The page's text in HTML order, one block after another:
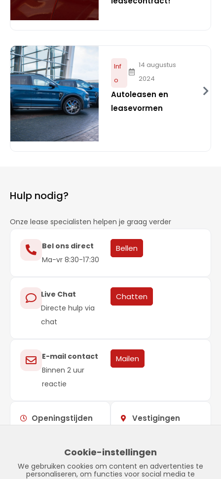
Inf
o
14 augustus
2024
Autoleasen en
leasevormen
Hulp nodig?
Onze lease specialisten helpen je graag verder
Bel ons direct
Ma-vr 8:30-17:30
Bellen
Live Chat
Directe hulp via
chat
Chatten
E-mail contact
Binnen 2 uur
reactie
Mailen
Openingstijden
ZondagGesloten
Vestigingen
Tinnegieter 7
9502 EX Stadskanaal
Cookie-instellingen
We gebruiken cookies om content en advertenties te
personaliseren, om functies voor social media te